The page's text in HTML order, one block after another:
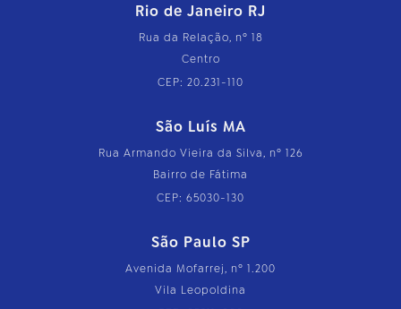
Rio de Janeiro RJ
Rua da Relação, nº 18
Centro
CEP: 20.231-110
São Luís MA
Rua Armando Vieira da Silva, nº 126
Bairro de Fátima
CEP: 65030-130
São Paulo SP
Avenida Mofarrej, nº 1.200
Vila Leopoldina